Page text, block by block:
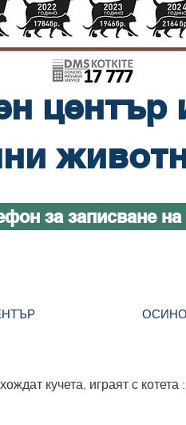
център
за записване
кучета, играят с котета